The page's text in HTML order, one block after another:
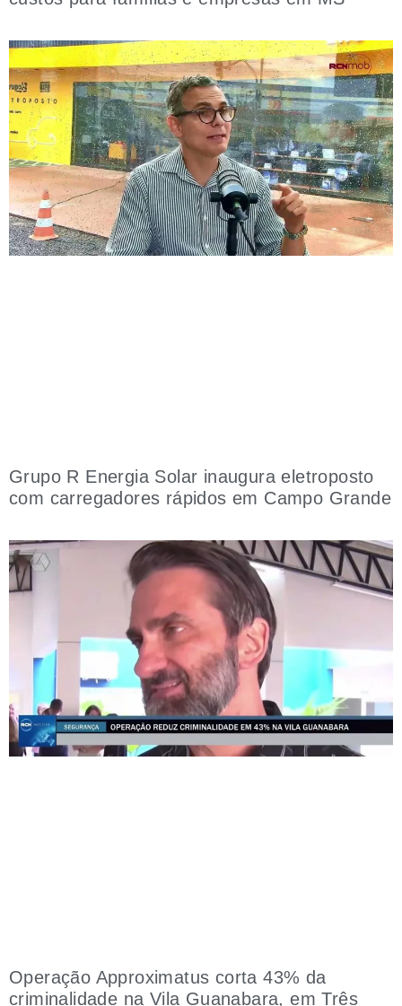
Grupo R Energia Solar inaugura eletroposto
com carregadores rápidos em Campo Grande
Operação Approximatus corta 43% da
criminalidade na Vila Guanabara, em Três